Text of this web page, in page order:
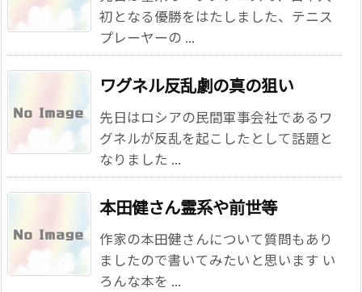
初となる優勝をはたしました、テニス
プレーヤーの ...
ワグネル反乱劇の真の狙い
先日はロシアの民間軍事会社であるワ
グネルが反乱を起こしたとして話題と
なりました ...
本田健さん霊系や前世等
作家の本田健さんについて質問もあり
ましたので書いてみたいと思います い
ろんな本を ...